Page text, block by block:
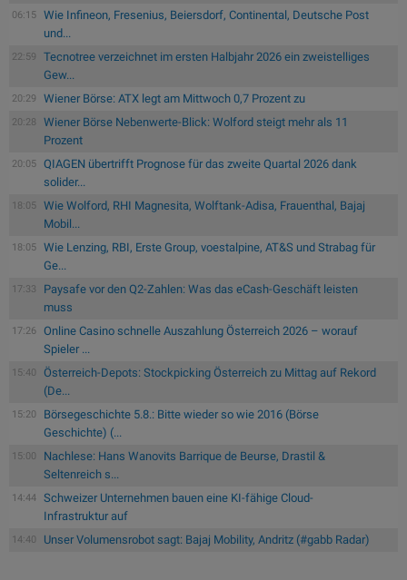
06:15
Wie Infineon, Fresenius, Beiersdorf, Continental, Deutsche Post
und...
22:59
Tecnotree verzeichnet im ersten Halbjahr 2026 ein zweistelliges
Gew...
20:29 Wiener Börse: ATX legt am Mittwoch 0,7 Prozent zu
20:28
Wiener Börse Nebenwerte-Blick: Wolford steigt mehr als 11
Prozent
20:05
QIAGEN übertrifft Prognose für das zweite Quartal 2026 dank
solider...
18:05
Wie Wolford, RHI Magnesita, Wolftank-Adisa, Frauenthal, Bajaj
Mobil...
18:05
Wie Lenzing, RBI, Erste Group, voestalpine, AT&S und Strabag für
Ge...
17:33
Paysafe vor den Q2-Zahlen: Was das eCash-Geschäft leisten
muss
17:26
Online Casino schnelle Auszahlung Österreich 2026 – worauf
Spieler ...
15:40
Österreich-Depots: Stockpicking Österreich zu Mittag auf Rekord
(De...
15:20
Börsegeschichte 5.8.: Bitte wieder so wie 2016 (Börse
Geschichte) (...
15:00
Nachlese: Hans Wanovits Barrique de Beurse, Drastil &
Seltenreich s...
14:44
Schweizer Unternehmen bauen eine KI-fähige Cloud-
Infrastruktur auf
14:40 Unser Volumensrobot sagt: Bajaj Mobility, Andritz (#gabb Radar)